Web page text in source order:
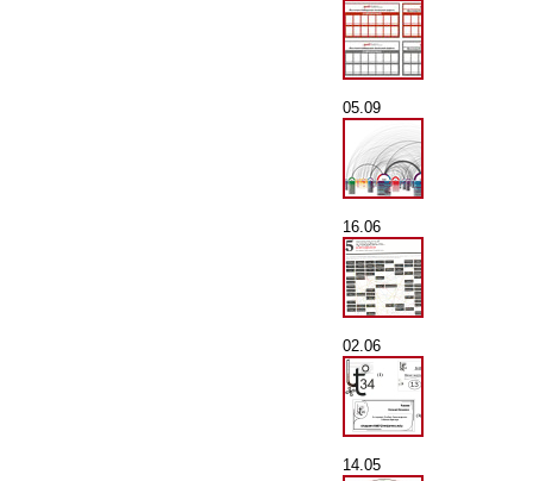
05.09
16.06
02.06
14.05